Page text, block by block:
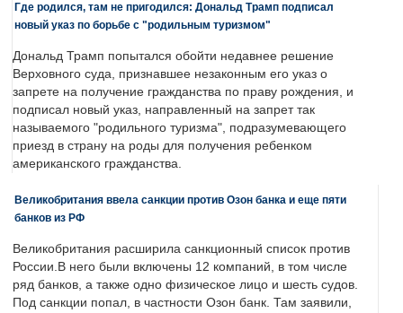
Где родился, там не пригодился: Дональд Трамп подписал
новый указ по борьбе с "родильным туризмом"
Дональд Трамп попытался обойти недавнее решение
Верховного суда, признавшее незаконным его указ о
запрете на получение гражданства по праву рождения, и
подписал новый указ, направленный на запрет так
называемого "родильного туризма", подразумевающего
приезд в страну на роды для получения ребенком
американского гражданства.
Великобритания ввела санкции против Озон банка и еще пяти
банков из РФ
Великобритания расширила санкционный список против
России.В него были включены 12 компаний, в том числе
ряд банков, а также одно физическое лицо и шесть судов.
Под санкции попал, в частности Озон банк. Там заявили,